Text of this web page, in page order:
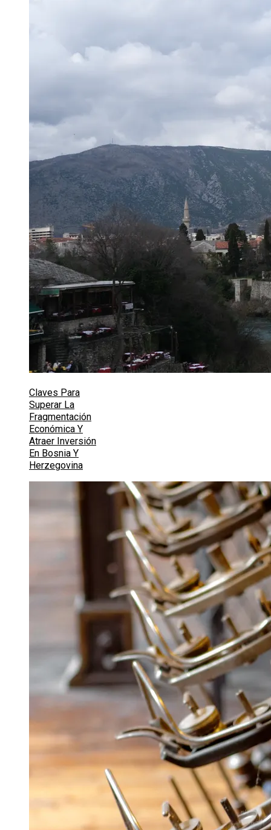
Claves Para
Superar La
Fragmentación
Económica Y
Atraer Inversión
En Bosnia Y
Herzegovina